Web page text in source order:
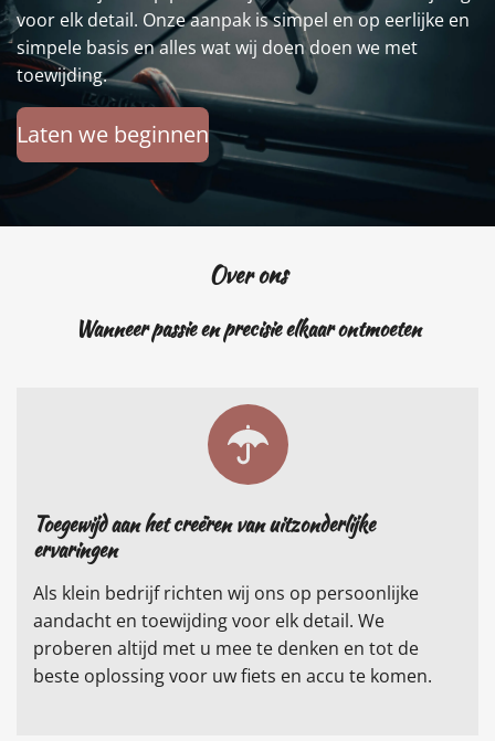
voor elk detail. Onze aanpak is simpel en op eerlijke en
simpele basis en alles wat wij doen doen we met
toewijding.
Laten we beginnen
Over ons
Wanneer passie en precisie elkaar ontmoeten
Toegewijd aan het creëren van uitzonderlijke
ervaringen
Als klein bedrijf richten wij ons op persoonlijke
aandacht en toewijding voor elk detail. We
proberen altijd met u mee te denken en tot de
beste oplossing voor uw fiets en accu te komen.